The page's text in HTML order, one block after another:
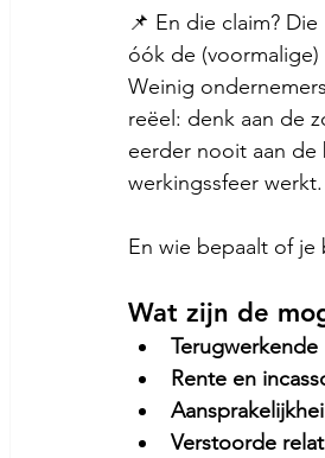
📌 En die claim?
óók de
Weinig
reëel: denk aan de
eerder nooit aan
werkingssfeer werkt.
En wie bepaalt of je
Wat zijn de
Rente en
Verstoorde